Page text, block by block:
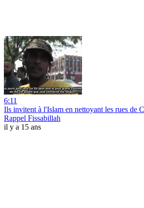
6:11
Ils invitent à l'Islam en nettoyant les rues de
Rappel Fissabillah
il y a 15 ans